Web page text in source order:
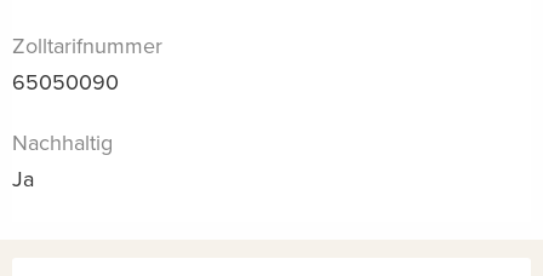
Zolltarifnummer
65050090
Nachhaltig
Ja